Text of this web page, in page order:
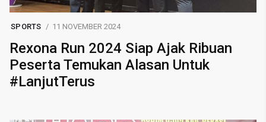
SPORTS 11 NOVEMBER 2024
Rexona Run 2024 Siap Ajak Ribuan
Peserta Temukan Alasan Untuk
#LanjutTerus